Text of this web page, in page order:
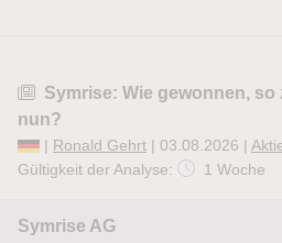
Symrise: Wie gewonnen,
nun?
| Ronald Gehrt | 03.08.2026 |
Gültigkeit der Analyse:
1 Woche
Symrise AG